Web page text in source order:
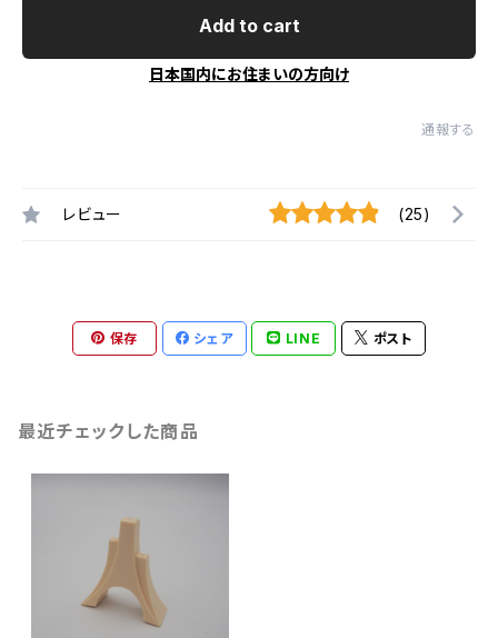
Add to cart
日本国内にお住まいの方向け
通報する
レビュー (25)
保存 シェア LINE ポスト
最近チェックした商品